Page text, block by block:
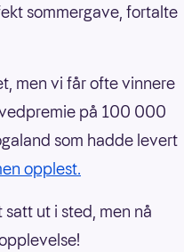
sommergave, fortalte
men vi får ofte vinnere
på 100 000
som hadde levert
opplest.
ut i sted, men nå